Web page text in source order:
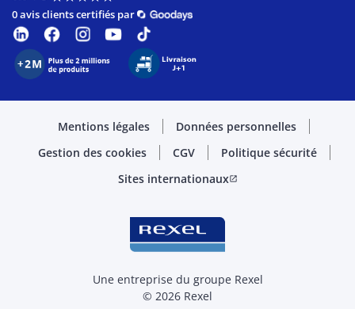
0 avis clients certifiés par
Mentions légales
Données personnelles
Gestion des cookies
CGV
Politique sécurité
Sites internationauxopen_in_new
Une entreprise du groupe Rexel
© 2026 Rexel